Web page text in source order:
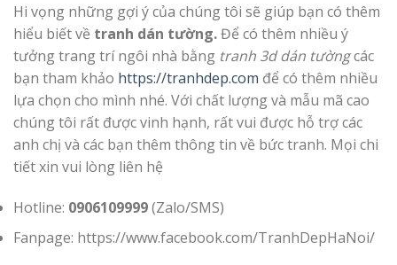
Hi vọng những gợi ý của chúng tôi sẽ giúp bạn có thêm
hiểu biết về tranh dán tường.Để có thêm nhiều ý
tưởng trang trí ngôi nhà bằng tranh 3d dán tườngcác
bạn tham khảo https://tranhdep.com để có thêm nhiều
lựa chọn cho mình nhé. Với chất lượng và mẫu mã cao
chúng tôi rất được vinh hạnh, rất vui được hỗ trợ các
anh chị và các bạn thêm thông tin về bức tranh. Mọi chi
tiết xin vui lòng liên hệ
Hotline: 0906109999(Zalo/SMS)
Fanpage: https://www.facebook.com/TranhDepHaNoi/